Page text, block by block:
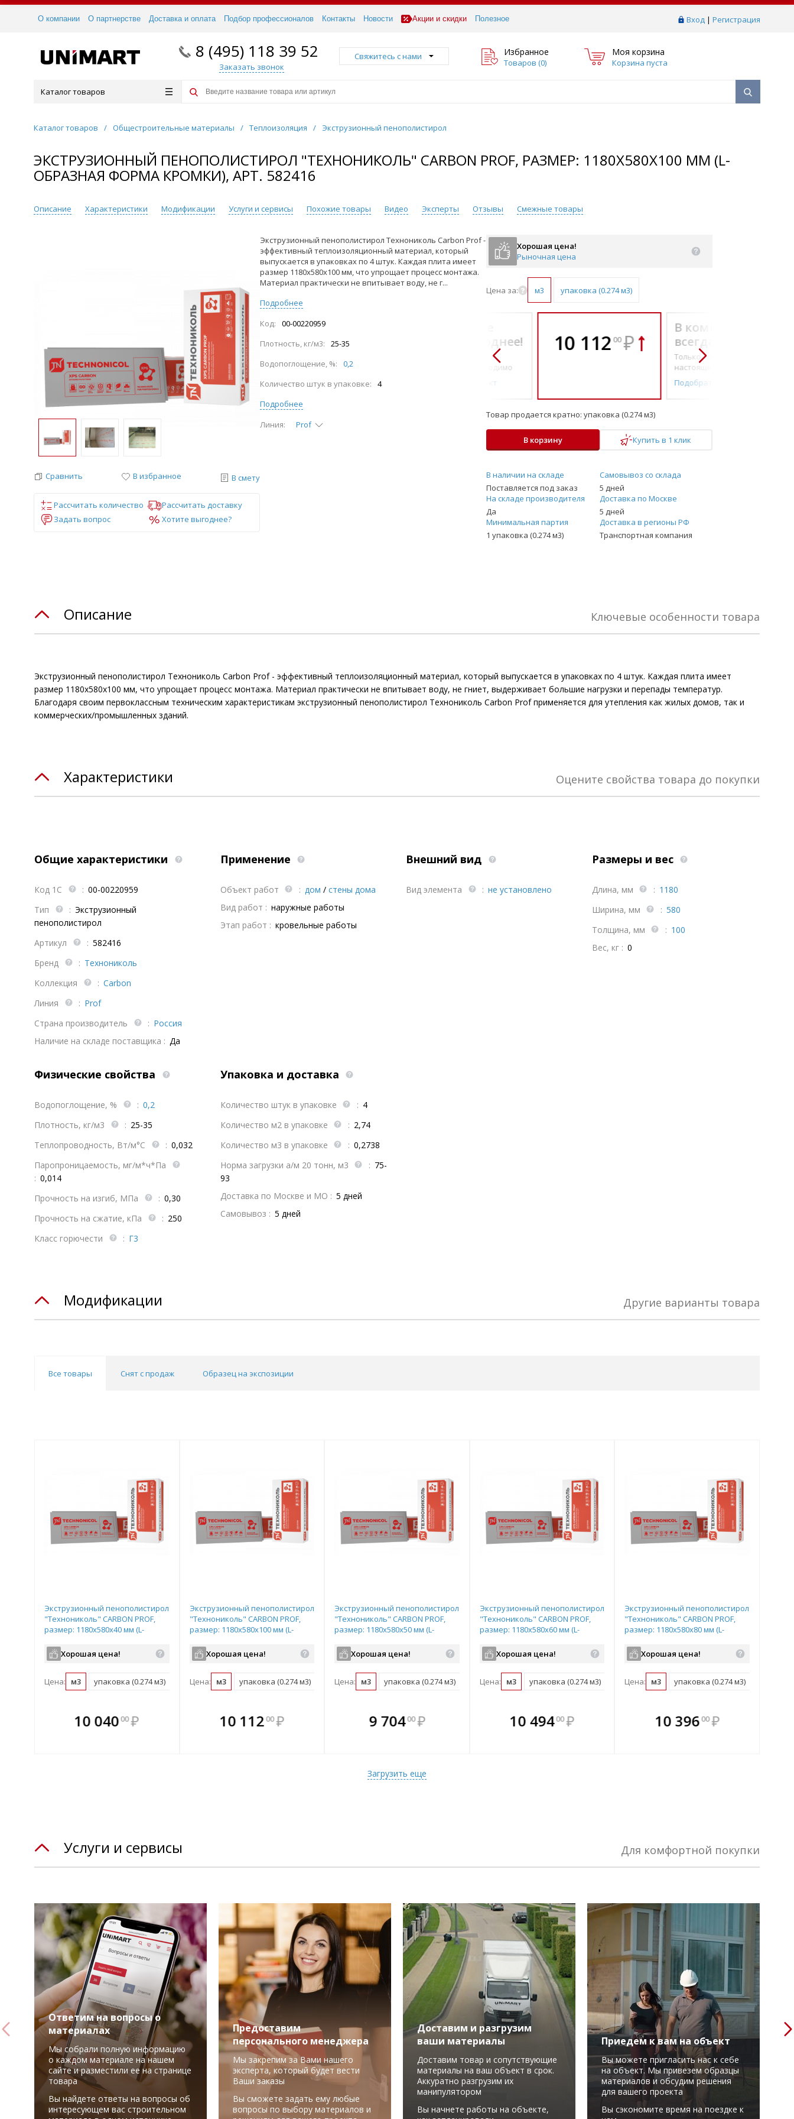
Вход | Регистрация
О компании О партнерстве Доставка и оплата Подбор профессионалов Контакты Новости Акции и скидки Полезное
8 (495) 118 39 52
Заказать звонок
Свяжитесь с нами Избранное
Товаров (0)
Моя корзина
Корзина пуста
Каталог товаров
Каталог товаров / Общестроительные материалы / Теплоизоляция / Экструзионный пенополистирол
ЭКСТРУЗИОННЫЙ ПЕНОПОЛИСТИРОЛ "ТЕХНОНИКОЛЬ" CARBON PROF, РАЗМЕР: 1180Х580Х100 ММ (L-
ОБРАЗНАЯ ФОРМА КРОМКИ), АРТ. 582416
Описание Характеристики Модификации Услуги и сервисы Похожие товары Видео Эксперты Отзывы Смежные товары
Сравнить В избранное В смету
Рассчитать количество
Рассчитать доставку
Задать вопрос
Хотите выгоднее?
Экструзионный пенополистирол Технониколь Carbon Prof -
эффективный теплоизоляционный материал, который
выпускается в упаковках по 4 штук. Каждая плита имеет
размер 1180х580х100 мм, что упрощает процесс монтажа.
Материал практически не впитывает воду, не г...
Подробнее
Код:
00-00220959
Плотность, кг/м3:
25-35
Водопоглощение, %:
0,2
Количество штук в упаковке:
4
Подробнее
Линия:
Prof
Хорошая цена!
Рыночная цена
Цена за: м3 упаковка (0.274 м3)
всегда выгоднее!
настоящему необходимо
Подобрать комплект
10 112 00 ₽
В комплекте
всегда выгоднее!
Только то, что по-
настоящему необходимо
Подобрать комплект
Товар продается кратно: упаковка (0.274 м3)
В корзину Купить в 1 клик
В наличии на складе
Поставляется под заказ
Самовывоз со склада
5 дней
На складе производителя
Да
Доставка по Москве
5 дней
Минимальная партия
1 упаковка (0.274 м3)
Доставка в регионы РФ
Транспортная компания
Ключевые особенности товара
Описание
Экструзионный пенополистирол Технониколь Carbon Prof - эффективный теплоизоляционный материал, который выпускается в упаковках по 4 штук. Каждая плита имеет
размер 1180х580х100 мм, что упрощает процесс монтажа. Материал практически не впитывает воду, не гниет, выдерживает большие нагрузки и перепады температур.
Благодаря своим первоклассным техническим характеристикам экструзионный пенополистирол Технониколь Carbon Prof применяется для утепления как жилых домов, так и
коммерческих/промышленных зданий.
Оцените свойства товара до покупки
Характеристики
Общие характеристики
Код 1С : 00-00220959
Тип
: Экструзионный
пенополистирол
Артикул
: 582416
Бренд
: Технониколь
Коллекция
: Carbon
Линия
: Prof
Страна производитель
: Россия
Наличие на складе поставщика : Да
Применение
Объект работ : дом / стены дома
Вид работ : наружные работы
Этап работ : кровельные работы
Внешний вид
Вид элемента : не установлено
Размеры и вес
Длина, мм : 1180
Ширина, мм
: 580
Толщина, мм
: 100
Вес, кг : 0
Физические свойства
Водопоглощение, % : 0,2
Плотность, кг/м3
: 25-35
Теплопроводность, Вт/м°С
: 0,032
Паропроницаемость, мг/м*ч*Па
: 0,014
Прочность на изгиб, МПа
: 0,30
Прочность на сжатие, кПа
: 250
Класс горючести
: Г3
Упаковка и доставка
Количество штук в упаковке : 4
Количество м2 в упаковке
: 2,74
Количество м3 в упаковке
: 0,2738
Норма загрузки а/м 20 тонн, м3
: 75-
93
Доставка по Москве и МО : 5 дней
Самовывоз : 5 дней
Другие варианты товара
Модификации
Все товары Снят с продаж Образец на экспозиции
Экструзионный пенополистирол
"Технониколь" CARBON PROF,
размер: 1180х580х40 мм (L-
582405Хорошая цена!
Цена: м3 упаковка (0.274 м3)
10 04000 ₽
В комплекте
всегда выгоднее!
Экструзионный пенополистирол
"Технониколь" CARBON PROF,
размер: 1180х580х100 мм (L-
582416Хорошая цена!
Цена: м3 упаковка (0.274 м3)
В комплекте
всегда выгоднее!
10 11200 ₽
В комплекте
всегда выгоднее!
Экструзионный пенополистирол
"Технониколь" CARBON PROF,
размер: 1180х580х50 мм (L-
582406Хорошая цена!
Цена: м3 упаковка (0.274 м3)
В комплекте
всегда выгоднее!
9 70400 ₽
В комплекте
всегда выгоднее!
Экструзионный пенополистирол
"Технониколь" CARBON PROF,
размер: 1180х580х60 мм (L-
582408Хорошая цена!
Цена: м3 упаковка (0.274 м3)
В комплекте
всегда выгоднее!
10 49400 ₽
В комплекте
всегда выгоднее!
Экструзионный пенополистирол
"Технониколь" CARBON PROF,
размер: 1180х580х80 мм (L-
582415Хорошая цена!
Цена: м3 упаковка (0.274 м3)
В комплекте
всегда выгоднее!
10 39600 ₽
Загрузить еще
Для комфортной покупки
Услуги и сервисы
Ответим на вопросы о
материалах
Мы собрали полную информацию
о каждом материале на нашем
сайте и разместили ее на странице
товара
Вы найдете ответы на вопросы об
интересующем вас строительном
Предоставим
персонального менеджера
Мы закрепим за Вами нашего
эксперта, который будет вести
Ваши заказы
Вы сможете задать ему любые
вопросы по выбору материалов и
Доставим и разгрузим
ваши материалы
Доставим товар и сопутствующие
материалы на ваш объект в срок.
Аккуратно разгрузим их
манипулятором
Вы начнете работы на объекте,
Приедем к вам на объект
Вы можете пригласить нас к себе
на объект. Мы привезем образцы
материалов и обсудим решения
для вашего проекта
Вы сэкономите время на поездке к